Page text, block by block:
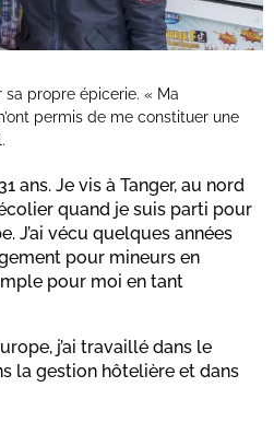
sa propre épicerie. « Ma
permis de me constituer une
ans. Je vis à Tanger, au nord
quand je suis parti pour
J’ai vécu quelques années
pour mineurs en
pour moi en tant
j’ai travaillé dans le
la gestion hôtelière et dans